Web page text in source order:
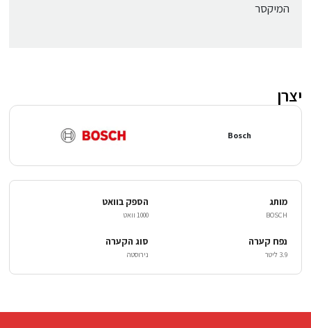
המיקסר
יצרן
Bosch
מותג
BOSCH
הספק בוואט
1000 וואט
נפח קערה
3.9 ליטר
סוג הקערה
נירוסטה